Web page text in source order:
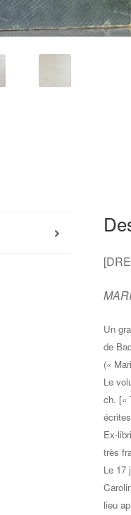
Un
de
(«
Le
ch. [«
Ex-
très
Le 17
lieu